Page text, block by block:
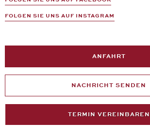
FOLGEN SIE UNS AUF INSTAGRAM
ANFAHRT
NACHRICHT SENDEN
TERMIN VEREINBAREN